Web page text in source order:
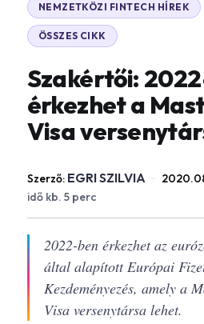
NEMZETKÖZI FINTECH HÍREK
ÖSSZES CIKK
Szakértői:
érkezhet a
Visa
Szerző: EGRI SZILVIA ·
idő kb. 5 perc
2022-ben érkezhet az
által alapított Európai
Kezdeményezés, amely a
Visa versenytársa lehet.